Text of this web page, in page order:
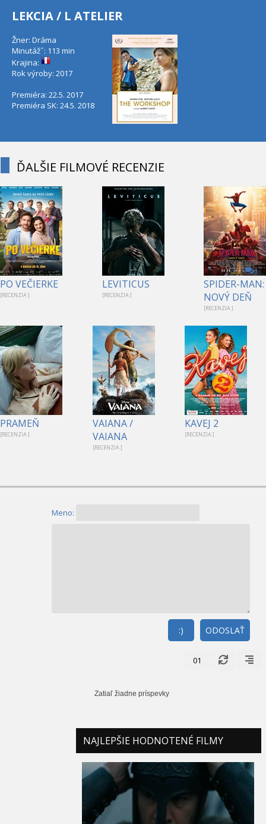
LEKCIA / L ATELIER
Žner: Dráma
Minutáž˝: 113 min
Krajina:
Rok výroby: 2017
Premiéra: 22.5. 2017
Premiéra SK: 24.5. 2018
ĎALŠIE FILMOVÉ RECENZIE
PO VEČIERKE
[RECENZIA ]
LEVITICUS
[RECENZIA ]
1
SPIDER-MAN:
NOVÝ DEŇ
[RECENZIA ]
PRAMEŇ
[RECENZIA ]
VAIANA /
VAIANA
[RECENZIA ]
KAVEJ 2
[RECENZIA ]
Meno:
ODOSLAŤ
:)
01
Zatiaľ žiadne príspevky
NAJLEPŠIE HODNOTENÉ FILMY